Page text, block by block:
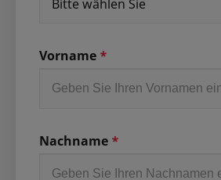
Vorname *
Nachname *